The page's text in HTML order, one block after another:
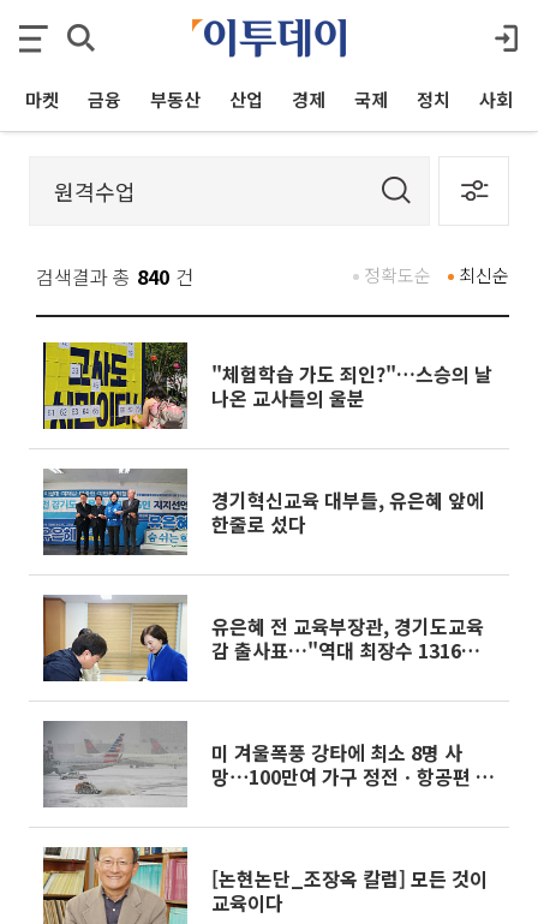
마켓 금융 부동산 산업 경제 국제 정치 사회
검색결과 총 840 건 최신순
정확도순
"체험학습 가도 죄인?"…스승의 날
나온 교사들의 울분
경기혁신교육 대부들, 유은혜 앞에
한줄로 섰다
유은혜 전 교육부장관, 경기도교육
감 출사표…"역대 최장수 1316일
미 겨울폭풍 강타에 최소 8명 사
망⋯100만여 가구 정전ㆍ항공편 1
[논현논단_조장옥 칼럼] 모든 것이
교육이다